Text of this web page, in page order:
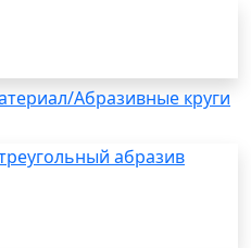
Абразивные круги
абразив